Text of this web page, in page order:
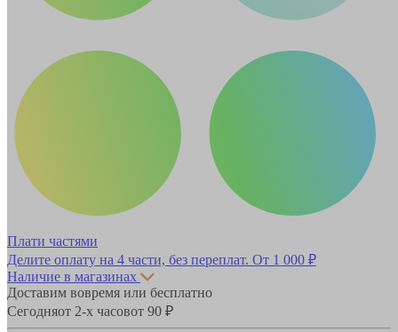
Плати частями
Делите оплату на 4 части, без переплат. От 1 000 ₽
Наличие в магазинах
Доставим вовремя или бесплатно
Сегодняот 2-х часовот 90 ₽